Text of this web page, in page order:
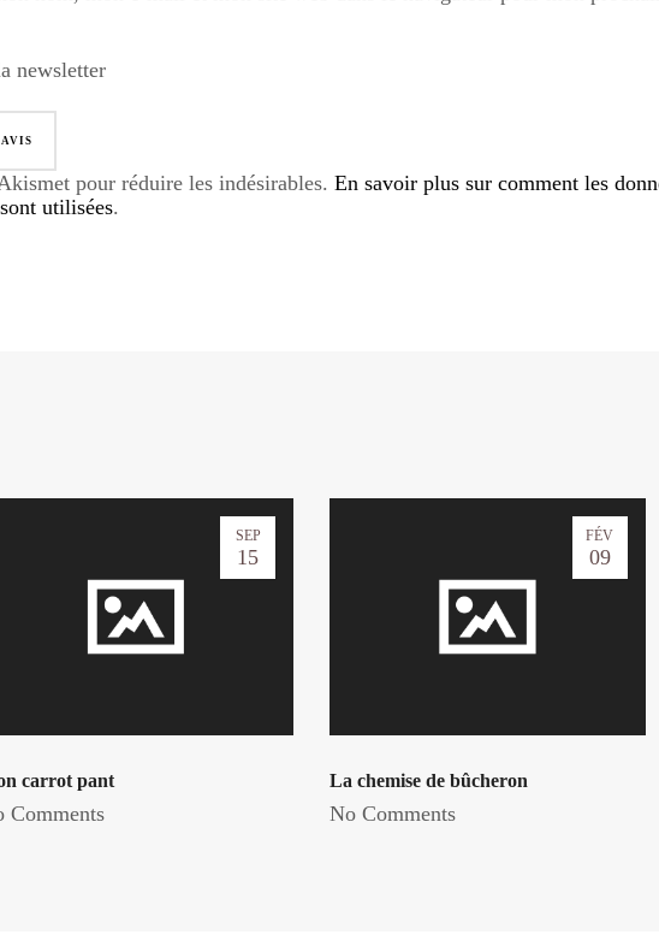
newsletter
pour réduire les indésirables. En savoir plus sur comment les
utilisées.
SEP
15
carrot pant
Comments
FÉV
09
La chemise de bûcheron
No Comments